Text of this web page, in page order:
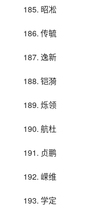
185. 昭凇
186. 传毓
187. 逸新
188. 铠漪
189. 烁领
190. 航杜
191. 贞鹏
192. 嵘维
193. 学定